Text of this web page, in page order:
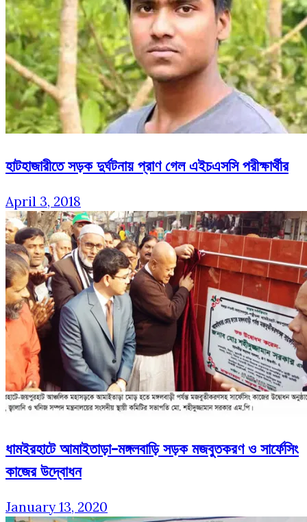
হাটহাজারীতে সড়ক দুর্ঘটনায় প্রাণ গেল এইচএসসি পরীক্ষার্থীর
April 3, 2018
ধামইরহাটে আমাইতাড়া-মঙ্গলবাড়ি সড়ক মজবুতকরণ ও সার্ফেসিং
কাজের উদ্বোধন
January 13, 2020